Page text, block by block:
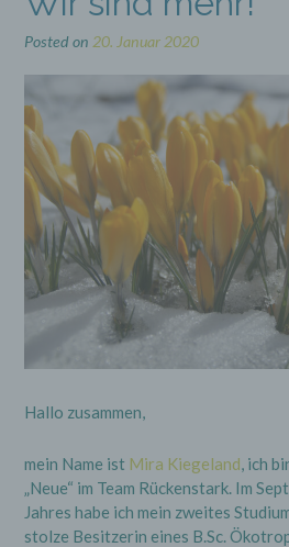
Posted on 20. Januar 2020
Hallo zusammen,
mein Name ist Mira Kiegeland, ich
„Neue“ im Team Rückenstark. Im
Jahres habe ich mein zweites
stolze Besitzerin eines B.Sc.